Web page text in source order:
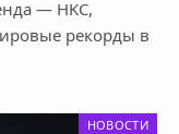
— HKC,
рекорды в
НОВОСТИ